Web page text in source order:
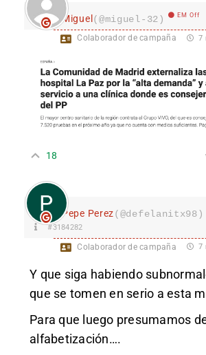
Miguel(@miguel-32) EM Off
Colaborador de campaña 7
18
Pepe Perez(@defelanitx98)
#3184282
Colaborador de campaña 7
Y que siga habiendo
que se tomen en serio a esta
Para que luego presumamos
alfabetización….